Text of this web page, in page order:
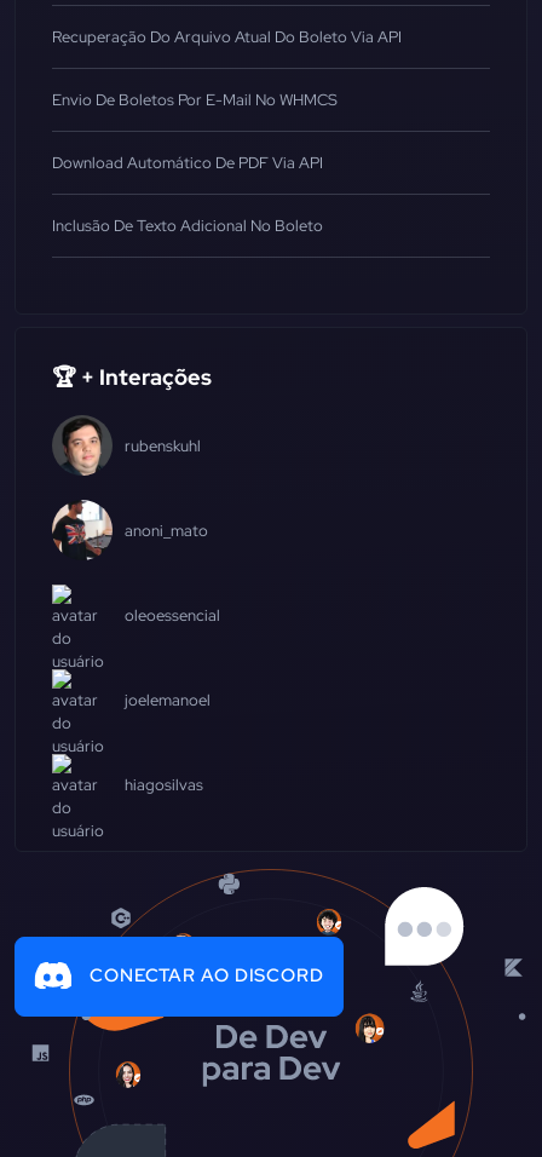
Recuperação Do Arquivo Atual Do Boleto Via API
Envio De Boletos Por E-Mail No WHMCS
Download Automático De PDF Via API
Inclusão De Texto Adicional No Boleto
🏆 + Interações
rubenskuhl
anoni_mato
oleoessencial
joelemanoel
hiagosilvas
CONECTAR AO DISCORD